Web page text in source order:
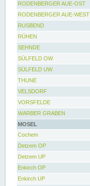
RODENBERGER AUE-OST
RODENBERGER AUE-WEST
RUSBEND
RÜHEN
SEHNDE
SÜLFELD OW
SÜLFELD UW
THUNE
VELSDORF
VORSFELDE
WARBER GRABEN
MOSEL
Cochem
Detzem OP
Detzem UP
Enkirch OP
Enkirch UP